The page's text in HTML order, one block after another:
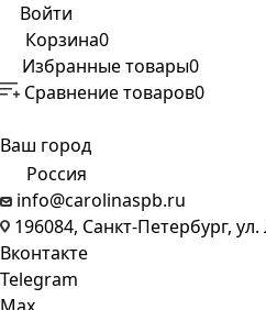
Войти
Корзина0
Избранные товары0
Сравнение товаров0
Ваш город
Россия
info@carolinaspb.ru
196084, Санкт-Петербург,
Вконтакте
Telegram